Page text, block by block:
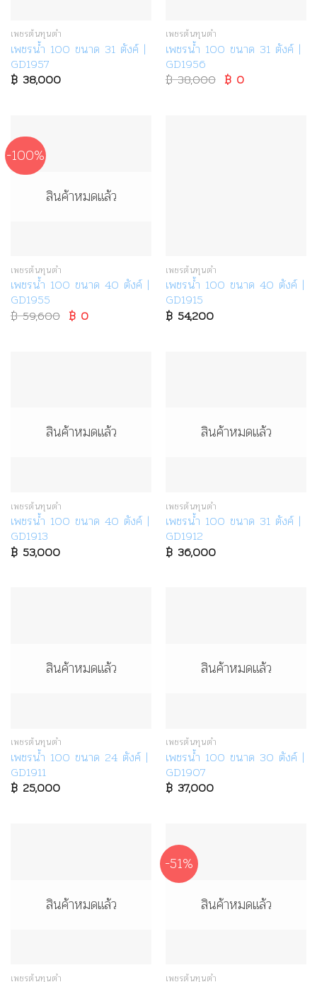
เพชรต้นทุนต่ำ
เพชรน้ำ 100 ขนาด 31 ตังค์ |
GD1957
฿38,000
เพชรต้นทุนต่ำ
เพชรน้ำ 100 ขนาด 31 ตังค์ |
GD1956
฿38,000 Original
price
฿0Current
-100%
สินค้าหมดแล้ว
เพชรต้นทุนต่ำ
เพชรน้ำ 100 ขนาด 40 ตังค์ |
GD1955
฿59,600 Original
price
฿0Current
เพชรต้นทุนต่ำ
เพชรน้ำ 100 ขนาด 40 ตังค์ |
GD1915
฿54,200
สินค้าหมดแล้ว
เพชรต้นทุนต่ำ
เพชรน้ำ 100 ขนาด 40 ตังค์ |
GD1913
฿53,000
สินค้าหมดแล้ว
เพชรต้นทุนต่ำ
เพชรน้ำ 100 ขนาด 31 ตังค์ |
GD1912
฿36,000
สินค้าหมดแล้ว
เพชรต้นทุนต่ำ
เพชรน้ำ 100 ขนาด 24 ตังค์ |
GD1911
฿25,000
สินค้าหมดแล้ว
เพชรต้นทุนต่ำ
เพชรน้ำ 100 ขนาด 30 ตังค์ |
GD1907
฿37,000
สินค้าหมดแล้ว
เพชรต้นทุนต่ำ
-51%
สินค้าหมดแล้ว
เพชรต้นทุนต่ำ